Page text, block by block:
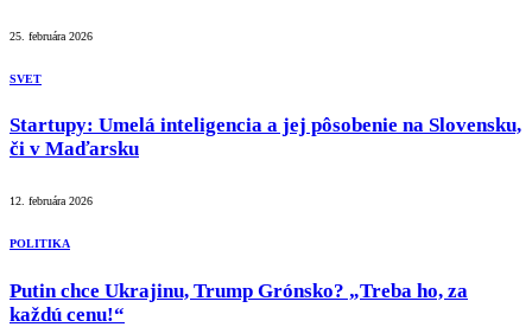
25. februára 2026
SVET
Startupy: Umelá inteligencia a jej pôsobenie na Slovensku,
či v Maďarsku
12. februára 2026
POLITIKA
Putin chce Ukrajinu, Trump Grónsko? „Treba ho, za
každú cenu!“